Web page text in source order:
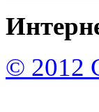
© 2012